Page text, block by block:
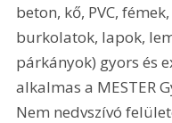
beton, kő, PVC,
burkolatok, lapok,
párkányok) gyors és
alkalmas a MESTER
Nem nedvszívó